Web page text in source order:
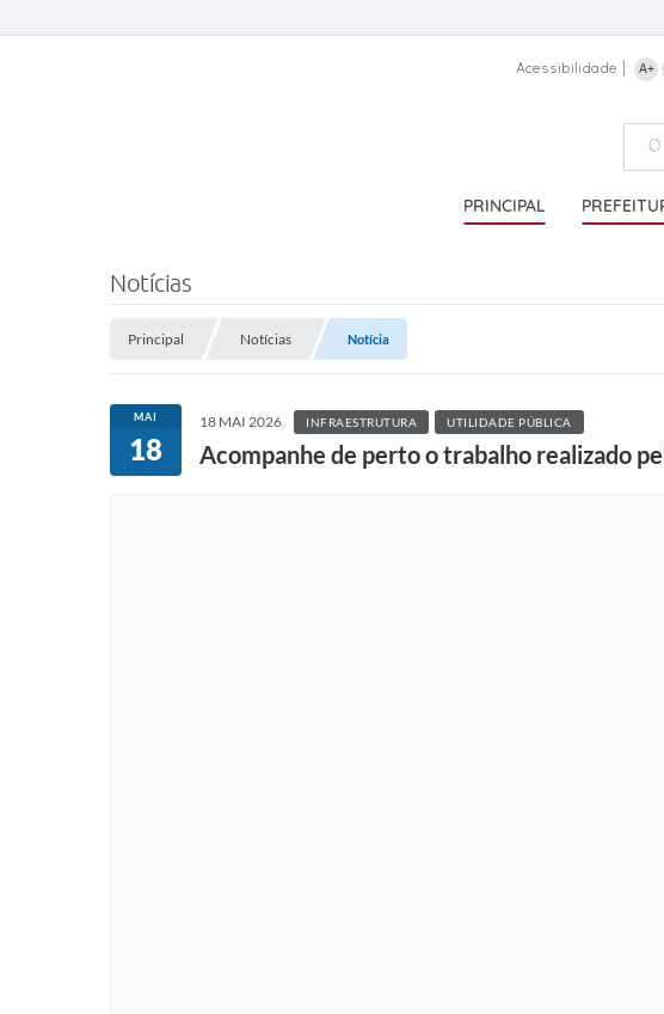
Acessibilidade A+
PRINCIPAL
Notícias
Principal Notícias Notícia
MAI
18
18 MAI 2026 INFRAESTRUTURA UTILIDADE PÚBLICA
Acompanhe de perto o trabalho realizado